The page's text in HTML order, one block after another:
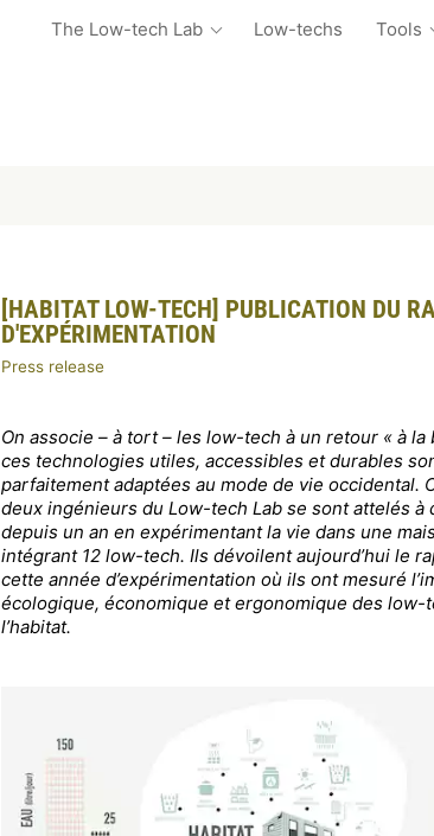
The Low-tech Lab Low-techs Tools
[HABITAT LOW-TECH] PUBLICATION DU
D'EXPÉRIMENTATION
Press release
On associe – à tort – les low-tech à un retour « à la
ces technologies utiles, accessibles et durables
parfaitement adaptées au mode de vie occidental.
deux ingénieurs du Low-tech Lab se sont attelés à
depuis un an en expérimentant la vie dans une
intégrant 12 low-tech. Ils dévoilent aujourd’hui le
cette année d’expérimentation où ils ont mesuré
écologique, économique et ergonomique des low-
l’habitat.